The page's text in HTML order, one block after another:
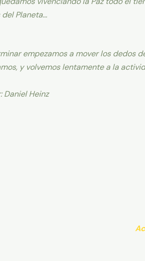
del Planeta…
empezamos a mover los dedos
y volvemos lentamente a la
Daniel Heinz